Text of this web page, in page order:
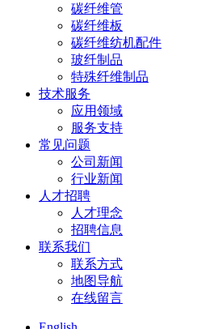
碳纤维管
碳纤维板
碳纤维纺机配件
玻纤制品
特殊纤维制品
技术服务
应用领域
服务支持
常见问题
公司新闻
行业新闻
人才招聘
人才理念
招聘信息
联系我们
联系方式
地图导航
在线留言